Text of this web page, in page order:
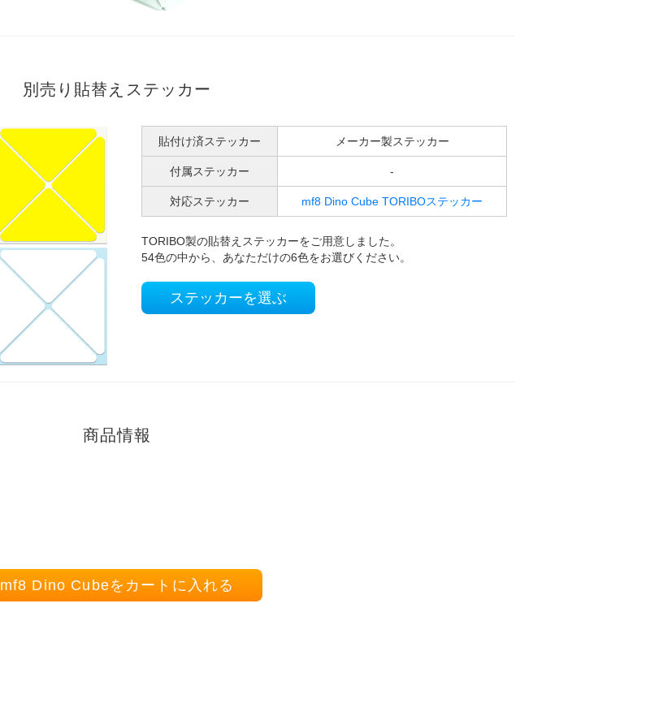
別売り貼替えステッカー
貼付け済ステッカー メーカー製ステッカー
付属ステッカー -
対応ステッカー mf8 Dino Cube TORIBOステッカー
TORIBO製の貼替えステッカーをご用意しました。
54色の中から、あなただけの6色をお選びください。
ステッカーを選ぶ
商品情報
mf8 Dino Cubeをカートに入れる